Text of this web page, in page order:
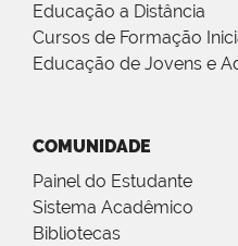
Educação a Distância
Cursos de Formação
Educação de Jovens e
COMUNIDADE
Painel do Estudante
Sistema Acadêmico
Bibliotecas